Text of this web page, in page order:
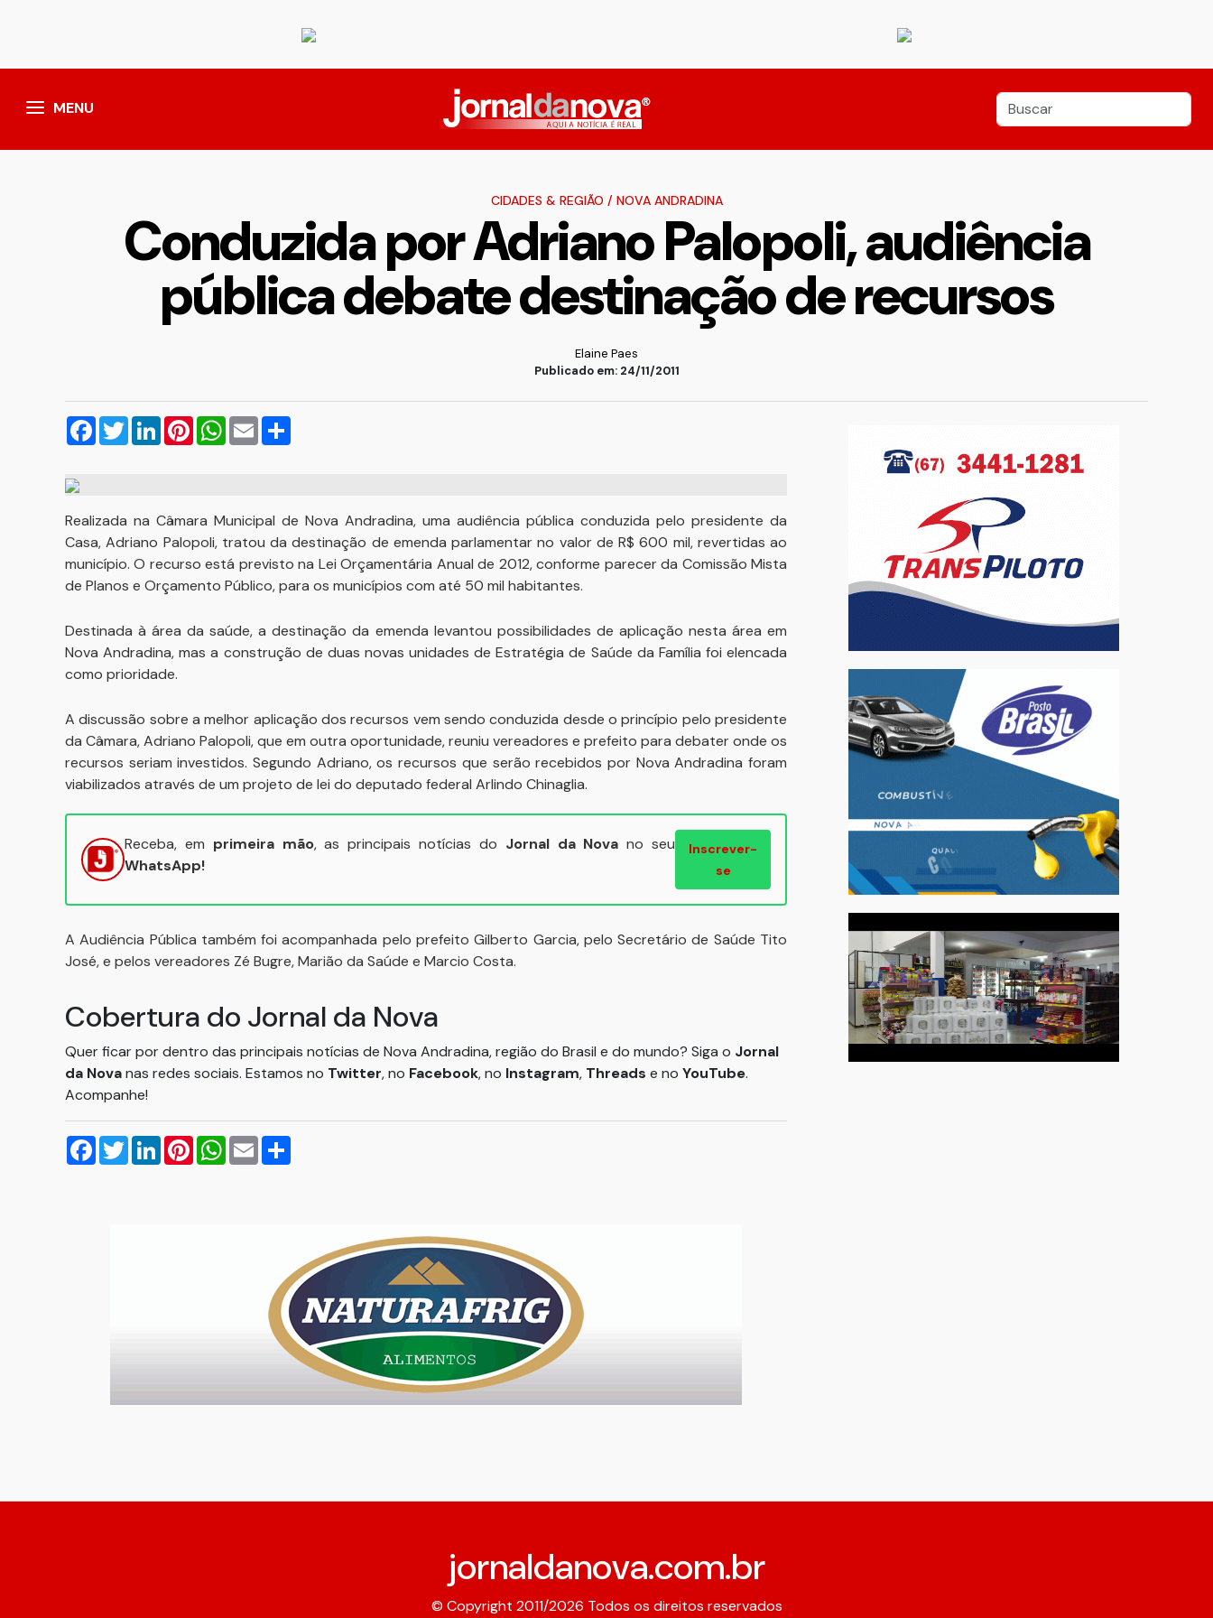
MENU
CIDADES & REGIÃO / NOVA ANDRADINA
Conduzida por Adriano Palopoli, audiência
pública debate destinação de recursos
Elaine Paes
Publicado em: 24/11/2011
Facebook
TwitterLinkedInPinterestWhatsApp
Email
Realizada na Câmara Municipal de Nova Andradina, uma audiência pública conduzida pelo presidente da
Casa, Adriano Palopoli, tratou da destinação de emenda parlamentar no valor de R$ 600 mil, revertidas ao
município. O recurso está previsto na Lei Orçamentária Anual de 2012, conforme parecer da Comissão Mista
de Planos e Orçamento Público, para os municípios com até 50 mil habitantes.
Destinada à área da saúde, a destinação da emenda levantou possibilidades de aplicação nesta área em
Nova Andradina, mas a construção de duas novas unidades de Estratégia de Saúde da Família foi elencada
como prioridade.
A discussão sobre a melhor aplicação dos recursos vem sendo conduzida desde o princípio pelo presidente
da Câmara, Adriano Palopoli, que em outra oportunidade, reuniu vereadores e prefeito para debater onde os
recursos seriam investidos. Segundo Adriano, os recursos que serão recebidos por Nova Andradina foram
viabilizados através de um projeto de lei do deputado federal Arlindo Chinaglia.
Receba, em primeira mão, as principais notícias do Jornal da Nova no seu
WhatsApp!
Inscrever-
se
A Audiência Pública também foi acompanhada pelo prefeito Gilberto Garcia, pelo Secretário de Saúde Tito
José, e pelos vereadores Zé Bugre, Marião da Saúde e Marcio Costa.
Cobertura do Jornal da Nova
Quer ficar por dentro das principais notícias de Nova Andradina, região do Brasil e do mundo? Siga o Jornal
da Novanas redes sociais. Estamos no Twitter, no Facebook, no Instagram, Threads e no YouTube.
Acompanhe!
Facebook
TwitterLinkedInPinterestWhatsApp
Email
jornaldanova.com.br
© Copyright 2011/2026 Todos os direitos reservados